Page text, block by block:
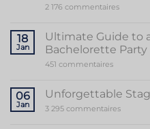
2 176 commentairessur
World
of
18
Jan
Ultimate Guide to
Bachelorette Party
451 commentairessur
to
a
06
Jan
Unforgettable
3 295 commentairessur